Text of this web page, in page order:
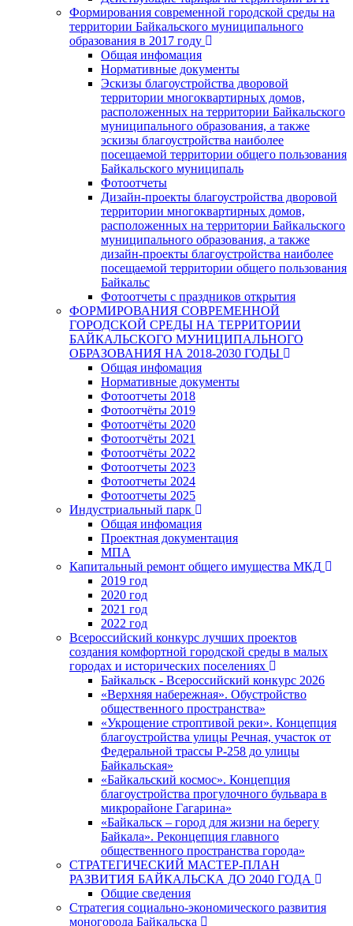
Формирования современной городской среды на
территории Байкальского муниципального
образования в 2017 году
Общая инфомация
Нормативные документы
Эскизы благоустройства дворовой
территории многоквартирных домов,
расположенных на территории Байкальского
муниципального образования, а также
эскизы благоустройства наиболее
посещаемой территории общего пользования
Байкальского муниципаль
Фотоотчеты
Дизайн-проекты благоустройства дворовой
территории многоквартирных домов,
расположенных на территории Байкальского
муниципального образования, а также
дизайн-проекты благоустройства наиболее
посещаемой территории общего пользования
Байкальс
Фотоотчеты с праздников открытия
ФОРМИРОВАНИЯ СОВРЕМЕННОЙ
ГОРОДСКОЙ СРЕДЫ НА ТЕРРИТОРИИ
БАЙКАЛЬСКОГО МУНИЦИПАЛЬНОГО
ОБРАЗОВАНИЯ НА 2018-2030 ГОДЫ
Общая инфомация
Нормативные документы
Фотоотчеты 2018
Фотоотчёты 2019
Фотоотчёты 2020
Фотоотчёты 2021
Фотоотчёты 2022
Фотоотчеты 2023
Фотоотчеты 2024
Фотоотчеты 2025
Индустриальный парк
Общая инфомация
Проектная документация
МПА
Капитальный ремонт общего имущества МКД
2019 год
2020 год
2021 год
2022 год
Всероссийский конкурс лучших проектов
создания комфортной городской среды в малых
городах и исторических поселениях
Байкальск - Всероссийский конкурс 2026
«Верхняя набережная». Обустройство
общественного пространства»
«Укрощение строптивой реки». Концепция
благоустройства улицы Речная, участок от
Федеральной трассы Р-258 до улицы
Байкальская»
«Байкальский космос». Концепция
благоустройства прогулочного бульвара в
микрорайоне Гагарина»
«Байкальск – город для жизни на берегу
Байкала». Реконцепция главного
общественного пространства города»
СТРАТЕГИЧЕСКИЙ МАСТЕР-ПЛАН
РАЗВИТИЯ БАЙКАЛЬСКА ДО 2040 ГОДА
Общие сведения
Стратегия социально-экономического развития
моногорода Байкальска